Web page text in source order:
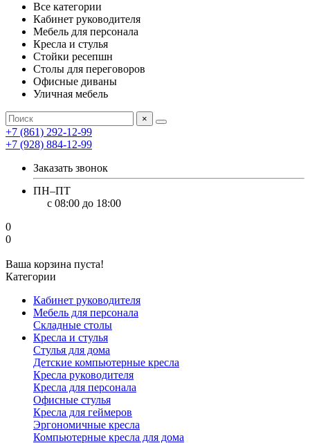
Все категории
Кабинет руководителя
Мебель для персонала
Кресла и стулья
Стойки ресепшн
Столы для переговоров
Офисные диваны
Уличная мебель
×
+7 (861) 292-12-99
+7 (928) 884-12-99
Заказать звонок
ПН–ПТ
с 08:00 до 18:00
0
0
Ваша корзина пуста!
Категории
Кабинет руководителя
Мебель для персонала
Складные столы
Кресла и стулья
Стулья для дома
Детские компьютерные кресла
Кресла руководителя
Кресла для персонала
Офисные стулья
Кресла для геймеров
Эргономичные кресла
Компьютерные кресла для дома